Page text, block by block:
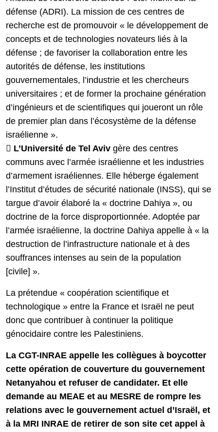
défense (ADRI). La mission de ces centres de
recherche est de promouvoir « le développement de
concepts et de technologies novateurs liés à la
défense ; de favoriser la collaboration entre les
autorités de défense, les institutions
gouvernementales, l’industrie et les chercheurs
universitaires ; et de former la prochaine génération
d’ingénieurs et de scientifiques qui joueront un rôle
de premier plan dans l’écosystème de la défense
israélienne ».
 L’Université de Tel Aviv gère des centres
communs avec l’armée israélienne et les industries
d’armement israéliennes. Elle héberge également
l’Institut d’études de sécurité nationale (INSS), qui se
targue d’avoir élaboré la « doctrine Dahiya », ou
doctrine de la force disproportionnée. Adoptée par
l’armée israélienne, la doctrine Dahiya appelle à « la
destruction de l’infrastructure nationale et à des
souffrances intenses au sein de la population
[civile] ».
La prétendue « coopération scientifique et
technologique » entre la France et Israël ne peut
donc que contribuer à continuer la politique
génocidaire contre les Palestiniens.
La CGT-INRAE appelle les collègues à boycotter
cette opération de couverture du gouvernement
Netanyahou et refuser de candidater. Et elle
demande au MEAE et au MESRE de rompre les
relations avec le gouvernement actuel d’Israël, et
à la MRI INRAE de retirer de son site cet appel à